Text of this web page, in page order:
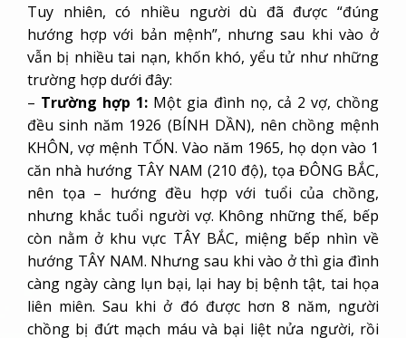
Tuy nhiên, có nhiều người dù đã được “đúng
hướng hợp với bản mệnh”, nhưng sau khi vào ở
vẫn bị nhiều tai nạn, khốn khó, yểu tử như những
trường hợp dưới đây:
– Trường hợp 1: Một gia đình nọ, cả 2 vợ, chồng
đều sinh năm 1926 (BÍNH DẦN), nên chồng mệnh
KHÔN, vợ mệnh TỐN. Vào năm 1965, họ dọn vào 1
căn nhà hướng TÂY NAM (210 độ), tọa ĐÔNG BẮC,
nên tọa – hướng đều hợp với tuổi của chồng,
nhưng khắc tuổi người vợ. Không những thế, bếp
còn nằm ở khu vực TÂY BẮC, miệng bếp nhìn về
hướng TÂY NAM. Nhưng sau khi vào ở thì gia đình
càng ngày càng lụn bại, lại hay bị bệnh tật, tai họa
liên miên. Sau khi ở đó được hơn 8 năm, người
chồng bị đứt mạch máu và bại liệt nửa người, rồi